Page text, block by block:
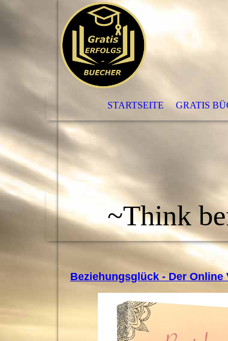
STARTSEITE GRATIS
~Think
Beziehungsglück - Der Online